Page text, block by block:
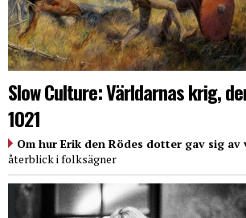
Slow Culture: Världarnas krig,
1021
Om hur Erik den Rödes dotter gav sig av
återblick i folksägner